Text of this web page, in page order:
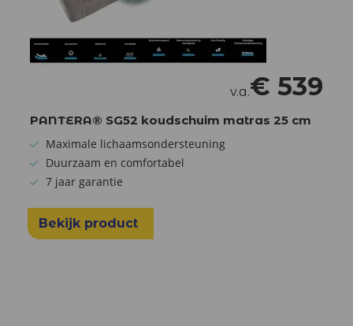
v.a.€ 539
PANTERA® SG52 koudschuim matras 25 cm
Maximale lichaamsondersteuning
Duurzaam en comfortabel
7 jaar garantie
Bekijk product